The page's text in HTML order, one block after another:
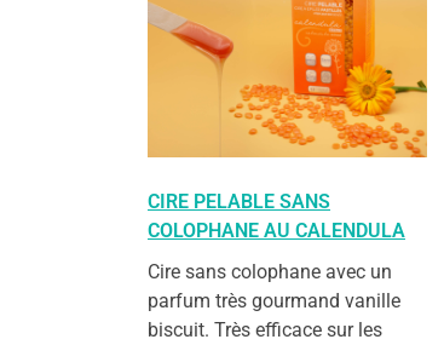
CIRE PELABLE SANS
COLOPHANE AU CALENDULA
Cire sans colophane avec un
parfum très gourmand vanille
biscuit. Très efficace sur les